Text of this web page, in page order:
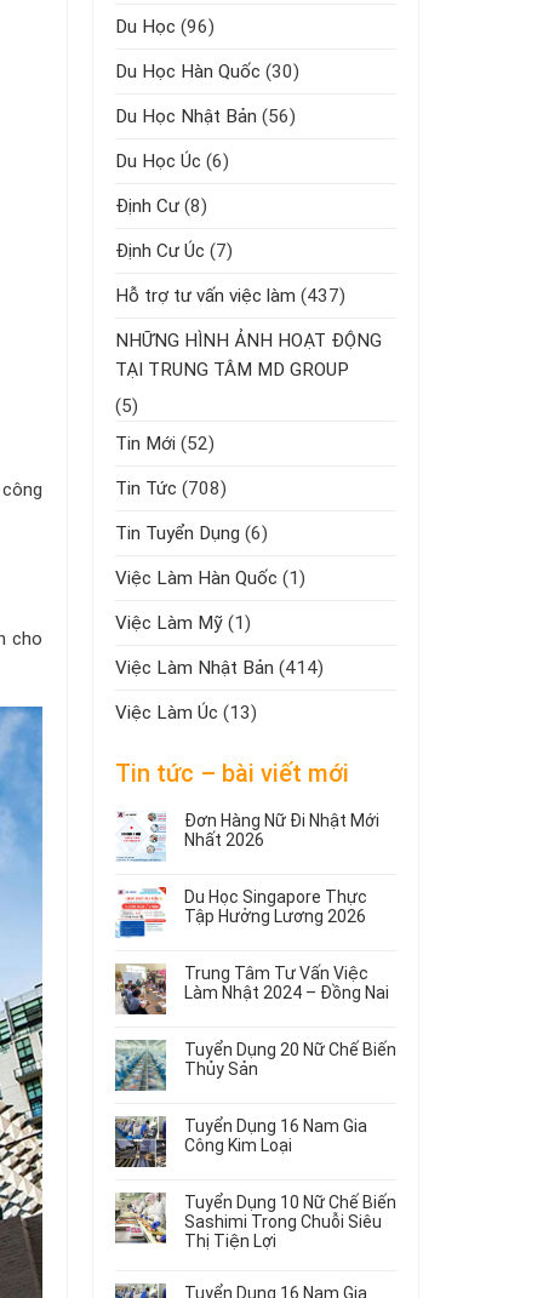
cho
Du Học (96)
Du Học Hàn Quốc (30)
Du Học Nhật Bản (56)
Du Học Úc (6)
Định Cư (8)
Định Cư Úc (7)
Hỗ trợ tư vấn việc làm (437)
NHỮNG HÌNH ẢNH HOẠT ĐỘNG
TẠI TRUNG TÂM MD GROUP
(5)
Tin Mới (52)
Tin Tức (708)
Tin Tuyển Dụng (6)
Việc Làm Hàn Quốc (1)
Việc Làm Mỹ (1)
Việc Làm Nhật Bản (414)
Việc Làm Úc (13)
Tin tức – bài viết mới
Đơn Hàng Nữ Đi Nhật Mới
Nhất 2026
có
bình
luận
Đơn
Hàng
Nữ
Nhật
Mới
Nhất
Du Học Singapore Thực
Tập Hưởng Lương 2026
có
bình
luận
Du
Học
Singapore
Tập
Hưởng
Lương
Trung Tâm Tư Vấn Việc
Làm Nhật 2024 – Đồng Nai
có
bình
luận
Trung
Tâm
Tư
Việc
Làm
Nhật
2024
Đồng
Tuyển Dụng 20 Nữ Chế Biến
Thủy Sản
có
bình
luận
Tuyển
Dụng
20
Nữ
Biến
Tuyển Dụng 16 Nam Gia
Công Kim Loại
có
bình
luận
ở
Dụng
Tuyển Dụng 10 Nữ Chế Biến
Sashimi Trong Chuỗi Siêu
Thị Tiện Lợi
có
Tuyển Dụng 16 Nam Gia